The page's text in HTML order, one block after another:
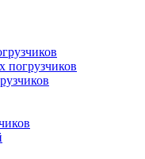
погрузчиков